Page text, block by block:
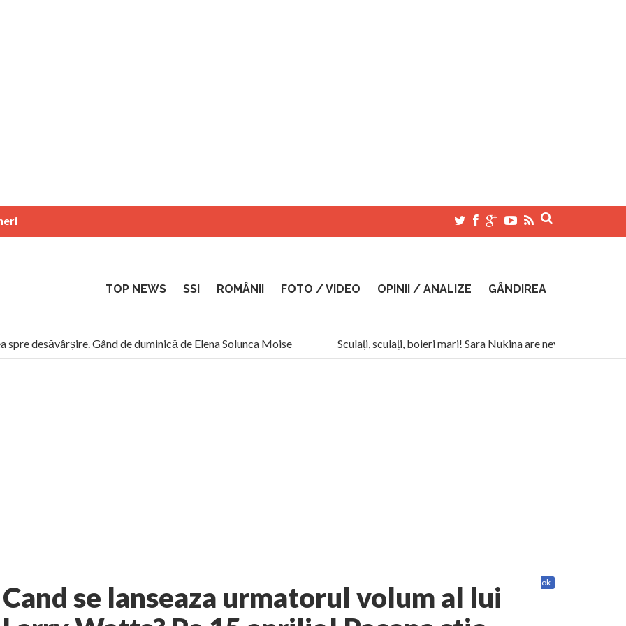
TOP NEWS SSI ROMÂNII FOTO / VIDEO OPINII / ANALIZE GÂNDIREA
desăvârșire. Gând de duminică de Elena Solunca Moise
Sculați, sculați, boieri mari! Sara Nukina are nevoie de ajutorul
“românii sunt slavi, nu latini”. Fostul agent ceaușist de la Humanitas militează pentru federalizarea României
Facebook
Cand se lanseaza urmatorul volum al lui